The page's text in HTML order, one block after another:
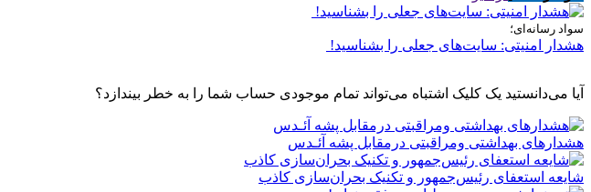
سواد رسانه‌ای؛
هشدار امنیتی: سایت‌های جعلی را بشناسید!
آیا می‌دانستید یک کلیک اشتباه می‌تواند تمام موجودی حساب شما را به خطر بیندازد؟
هشدارهاى بهداشتى ومراقبتى درمقابل پشه آئـدس
شایعه استعفای رئیس‌جمهور و تکنیک بحران‌سازی کاذب